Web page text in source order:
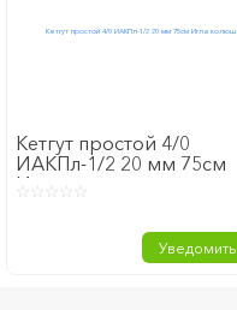
Кетгут простой 4/0
ИАКПл-1/2 20 мм 75см
Игла колющая
Уведомить